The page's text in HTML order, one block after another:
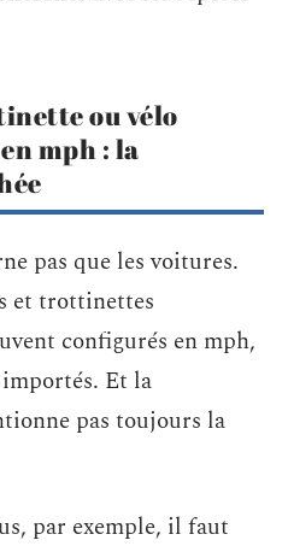
ou vélo
mph : la
pas que les voitures.
et trottinettes
configurés en mph,
Et la
pas toujours la
par exemple, il faut